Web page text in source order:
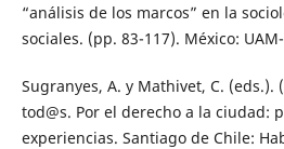
“análisis de los marcos” en la
sociales. (pp. 83-117). México:
Sugranyes, A. y Mathivet, C. (eds.).
tod@s. Por el derecho a la ciudad:
experiencias. Santiago de Chile: